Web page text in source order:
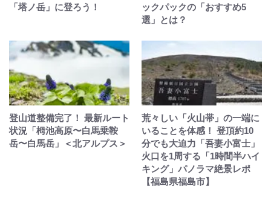
「塔ノ岳」に登ろう！
ックパックの「おすすめ5
選」とは？
登山道整備完了！ 最新ルート
状況「栂池高原〜白馬乗鞍
岳〜白馬岳」＜北アルプス＞
荒々しい「火山帯」の一端に
いることを体感！ 登頂約10
分でも大迫力「吾妻小富士」
火口を1周する「1時間半ハイ
キング」パノラマ絶景レポ
【福島県福島市】